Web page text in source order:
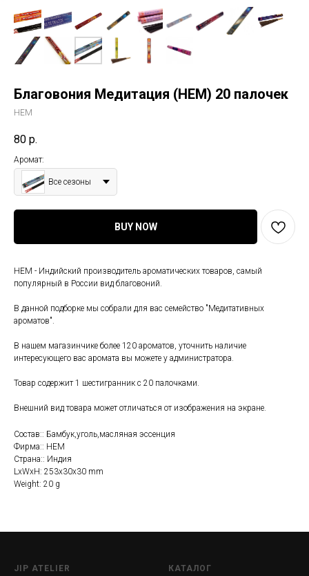
Благовония Медитация (HEM) 20 палочек
HEM
80 р.
Аромат:
Все сезоны
BUY NOW
HEM - Индийский производитель ароматических товаров, самый
популярный в России вид благовоний.
В данной подборке мы собрали для вас семейство "Медитативных
ароматов".
В нашем магазинчике более 120 ароматов, уточнить наличие
интересующего вас аромата вы можете у администратора.
Товар содержит 1 шестигранник с 20 палочками.
Внешний вид товара может отличаться от изображения на экране.
Состав:: Бамбук,уголь,масляная эссенция
Фирма:: HEM
Страна:: Индия
LxWxH: 253x30x30 mm
Weight: 20 g
JIP ATELIER КАТАЛОГ